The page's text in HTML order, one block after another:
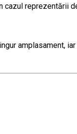
cazul reprezentării
amplasament,